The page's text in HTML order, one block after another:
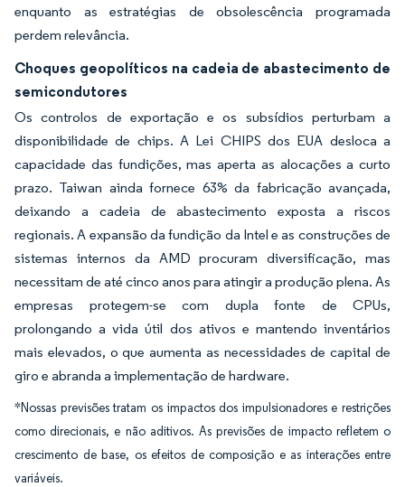
enquanto as estratégias de obsolescência programada
perdem relevância.
Choques geopolíticos na cadeia de abastecimento de
semicondutores
Os controlos de exportação e os subsídios perturbam a
disponibilidade de chips. A Lei CHIPS dos EUA desloca a
capacidade das fundições, mas aperta as alocações a curto
prazo. Taiwan ainda fornece 63% da fabricação avançada,
deixando a cadeia de abastecimento exposta a riscos
regionais. A expansão da fundição da Intel e as construções de
sistemas internos da AMD procuram diversificação, mas
necessitam de até cinco anos para atingir a produção plena. As
empresas protegem-se com dupla fonte de CPUs,
prolongando a vida útil dos ativos e mantendo inventários
mais elevados, o que aumenta as necessidades de capital de
giro e abranda a implementação de hardware.
*Nossas previsões tratam os impactos dos impulsionadores e restrições
como direcionais, e não aditivos. As previsões de impacto refletem o
crescimento de base, os efeitos de composição e as interações entre
variáveis.